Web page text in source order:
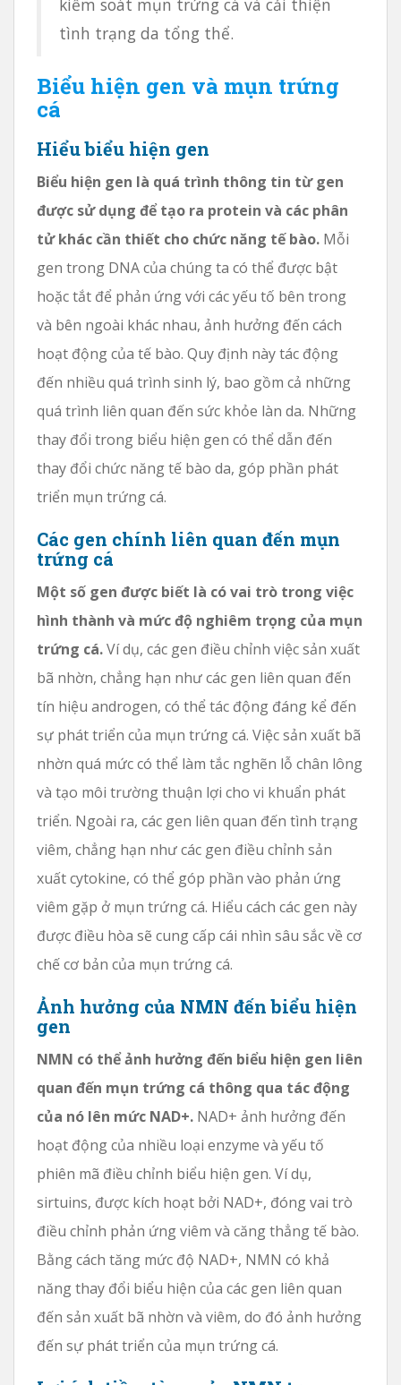
tình trạng da tổng thể.
Biểu hiện gen và mụn trứng
cá
Hiểu biểu hiện gen
Biểu hiện gen là quá trình thông tin từ gen
được sử dụng để tạo ra protein và các phân
tử khác cần thiết cho chức năng tế bào. Mỗi
gen trong DNA của chúng ta có thể được bật
hoặc tắt để phản ứng với các yếu tố bên trong
và bên ngoài khác nhau, ảnh hưởng đến cách
hoạt động của tế bào. Quy định này tác động
đến nhiều quá trình sinh lý, bao gồm cả những
quá trình liên quan đến sức khỏe làn da. Những
thay đổi trong biểu hiện gen có thể dẫn đến
thay đổi chức năng tế bào da, góp phần phát
triển mụn trứng cá.
Các gen chính liên quan đến mụn
trứng cá
Một số gen được biết là có vai trò trong việc
hình thành và mức độ nghiêm trọng của mụn
trứng cá.Ví dụ, các gen điều chỉnh việc sản xuất
bã nhờn, chẳng hạn như các gen liên quan đến
tín hiệu androgen, có thể tác động đáng kể đến
sự phát triển của mụn trứng cá. Việc sản xuất bã
nhờn quá mức có thể làm tắc nghẽn lỗ chân lông
và tạo môi trường thuận lợi cho vi khuẩn phát
triển. Ngoài ra, các gen liên quan đến tình trạng
viêm, chẳng hạn như các gen điều chỉnh sản
xuất cytokine, có thể góp phần vào phản ứng
viêm gặp ở mụn trứng cá. Hiểu cách các gen này
được điều hòa sẽ cung cấp cái nhìn sâu sắc về cơ
chế cơ bản của mụn trứng cá.
Ảnh hưởng của NMN đến biểu hiện
gen
NMN có thể ảnh hưởng đến biểu hiện gen liên
quan đến mụn trứng cá thông qua tác động
của nó lên mức NAD+. NAD+ ảnh hưởng đến
hoạt động của nhiều loại enzyme và yếu tố
phiên mã điều chỉnh biểu hiện gen. Ví dụ,
sirtuins, được kích hoạt bởi NAD+, đóng vai trò
điều chỉnh phản ứng viêm và căng thẳng tế bào.
Bằng cách tăng mức độ NAD+, NMN có khả
năng thay đổi biểu hiện của các gen liên quan
đến sản xuất bã nhờn và viêm, do đó ảnh hưởng
đến sự phát triển của mụn trứng cá.